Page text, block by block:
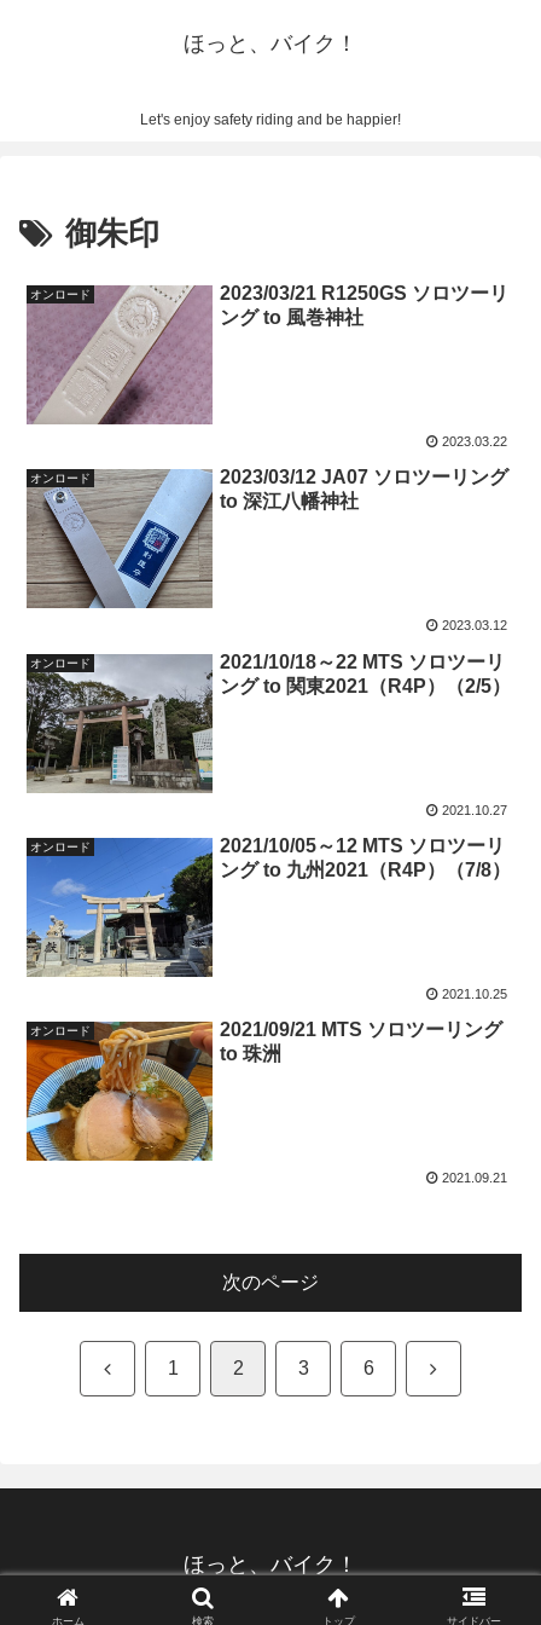
ほっと、バイク！
Let's enjoy safety riding and be happier!
御朱印
オンロード
2023/03/21 R1250GS ソロツーリ
ング to 風巻神社
2023.03.22
オンロード
2023/03/12 JA07 ソロツーリング
to 深江八幡神社
2023.03.12
オンロード
2021/10/18～22 MTS ソロツーリ
ング to 関東2021（R4P）（2/5）
2021.10.27
オンロード
2021/10/05～12 MTS ソロツーリ
ング to 九州2021（R4P）（7/8）
2021.10.25
オンロード
2021/09/21 MTS ソロツーリング
to 珠洲
2021.09.21
次のページ
前 1 2 3 6 次
ほっと、バイク！
© 2007 ほっと、バイク！.
ホーム 検索 トップ サイドバー